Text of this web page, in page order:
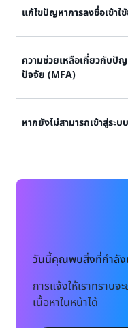
ต้องการความช่วยเหลือ
ดูเอกสารประกอบ
แก้ไขปัญหาการลงชื่อเข้าใ
ลองลงชื่อเข้าใช้แล้ว แ
ข้อมูลประจำตัวในการ
ดูโซลูชัน
ความช่วยเหลือเกี่ยวกับปั
ปัจจัย (MFA)
อุปกรณ์การยืนยันตัวต
ดูโซลูชัน
หากยังไม่สามารถเข้าสู่ร
วันนี้คุณพบสิ่งที่กำลัง
การแจ้งให้เราทราบ
เนื้อหาในหน้าได้